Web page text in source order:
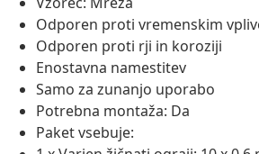
Odporen proti vremenskim
Odporen proti rji in koroziji
Enostavna namestitev
Samo za zunanjo uporabo
Potrebna montaža: Da
Paket vsebuje: